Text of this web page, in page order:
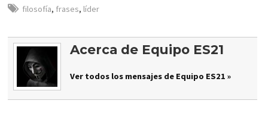
filosofía, frases, líder
Acerca de Equipo ES21
Ver todos los mensajes de Equipo ES21 »